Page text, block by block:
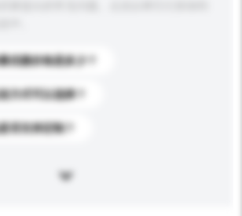
优惠价格是多少？
方式可以选择？
否支持定制？